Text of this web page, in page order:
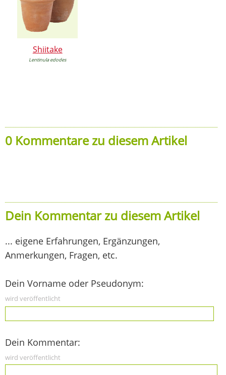
Shiitake
Lentinula edodes
0 Kommentare zu diesem Artikel
Dein Kommentar zu diesem Artikel
... eigene Erfahrungen, Ergänzungen,
Anmerkungen, Fragen, etc.
Dein Vorname oder Pseudonym:
wird veröffentlicht
Dein Kommentar:
wird veröffentlicht